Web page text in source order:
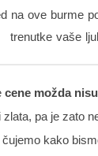
na ove burme
trenutke vaše
cene možda
zlata, pa je zato
kako